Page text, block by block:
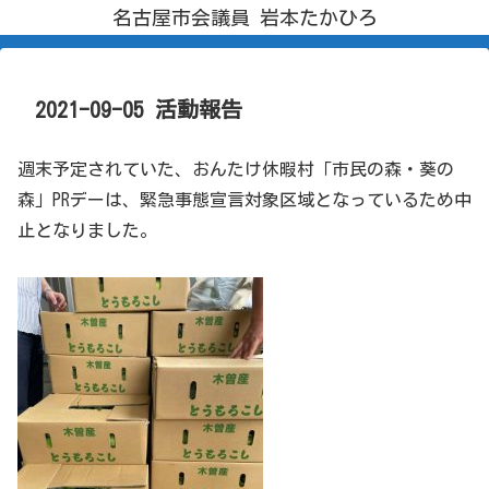
名古屋市会議員 岩本たかひろ
2021-09-05 活動報告
週末予定されていた、おんたけ休暇村「市民の森・葵の
森」PRデーは、緊急事態宣言対象区域となっているため中
止となりました。